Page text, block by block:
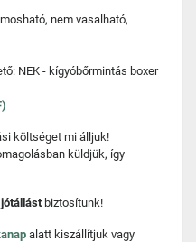
nem vasalható,
NEK - kígyóbőrmintás boxer
költséget mi álljuk!
küldjük, így
biztosítunk!
alatt kiszállítjuk vagy